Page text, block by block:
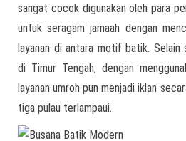
sangat cocok digunakan oleh para
untuk seragam jamaah dengan
layanan di antara motif batik. Selain
di Timur Tengah, dengan
layanan umroh pun menjadi iklan
tiga pulau terlampaui.